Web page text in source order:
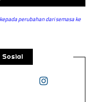
perubahan dari semasa ke
Sosial